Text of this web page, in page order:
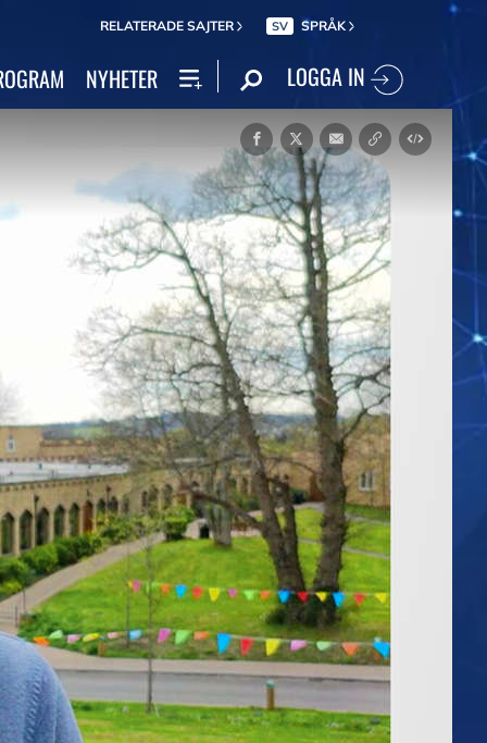
RELATERADE SAJTER SV SPRÅK
NYHETER LOGGA IN